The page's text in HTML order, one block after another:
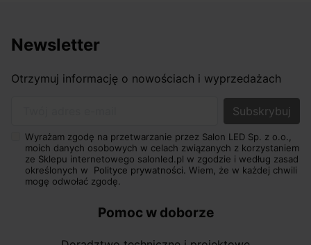
Newsletter
Otrzymuj informację o nowościach i wyprzedażach
Wyrażam zgodę na przetwarzanie przez Salon LED Sp. z o.o.,
moich danych osobowych w celach związanych z korzystaniem
ze Sklepu internetowego salonled.pl w zgodzie i według zasad
określonych w Polityce prywatności. Wiem, że w każdej chwili
mogę odwołać zgodę.
Pomoc w doborze